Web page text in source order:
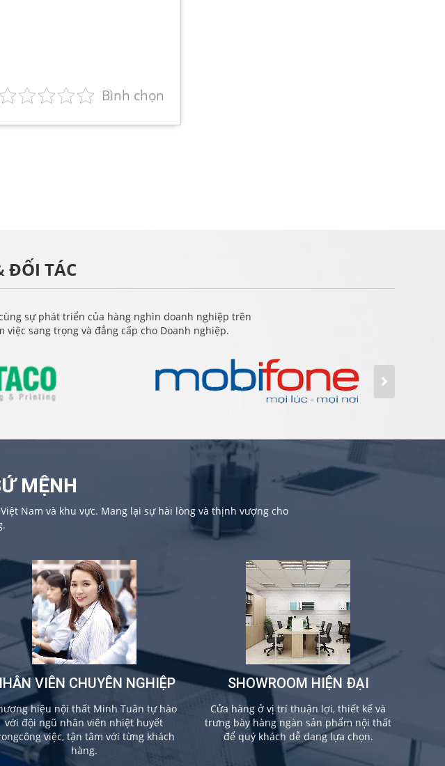
Bình chọn
ĐỐI TÁC
sự phát triển của hàng nghìn doanh nghiệp trên
sang trọng và đẳng cấp cho Doanh nghiệp.
MỆNH
Nam và khu vực. Mang lại sự hài lòng và thịnh vượng cho
VIÊN CHUYÊN NGHIỆP
hiệu nội thất Minh Tuân tự hào
với đội ngũ nhân viên nhiệt huyết
việc, tận tâm với từng khách
hàng.
SHOWROOM HIỆN ĐẠI
Cửa hàng ở vị trí thuận lợi, thiết kế và
trưng bày hàng ngàn sản phẩm nội thất
để quý khách dễ dang lựa chọn.